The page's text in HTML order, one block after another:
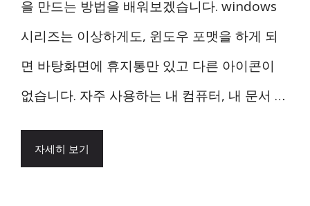
을 만드는 방법을 배워보겠습니다. windows
시리즈는 이상하게도, 윈도우 포맷을 하게 되
면 바탕화면에 휴지통만 있고 다른 아이콘이
없습니다. 자주 사용하는 내 컴퓨터, 내 문서 …
자세히 보기